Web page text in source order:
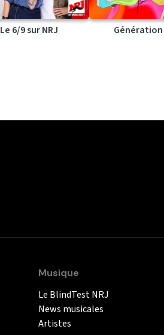
Le 6/9 sur NRJ Génération
Musique
Le BlindTest NRJ
News musicales
Artistes